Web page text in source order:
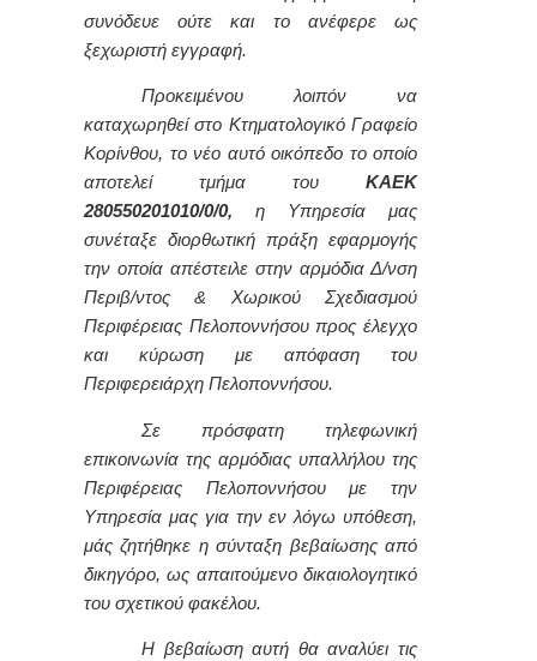
συνόδευε ούτε και το ανέφερε ως
ξεχωριστή εγγραφή.
Προκειμένου λοιπόν να
καταχωρηθεί στο Κτηματολογικό Γραφείο
Κορίνθου, το νέο αυτό οικόπεδο το οποίο
αποτελεί τμήμα του ΚΑΕΚ
280550201010/0/0, η Υπηρεσία μας
συνέταξε διορθωτική πράξη εφαρμογής
την οποία απέστειλε στην αρμόδια Δ/νση
Περιβ/ντος & Χωρικού Σχεδιασμού
Περιφέρειας Πελοποννήσου προς έλεγχο
και κύρωση με απόφαση του
Περιφερειάρχη Πελοποννήσου.
Σε πρόσφατη τηλεφωνική
επικοινωνία της αρμόδιας υπαλλήλου της
Περιφέρειας Πελοποννήσου με την
Υπηρεσία μας για την εν λόγω υπόθεση,
μάς ζητήθηκε η σύνταξη βεβαίωσης από
δικηγόρο, ως απαιτούμενο δικαιολογητικό
του σχετικού φακέλου.
Η βεβαίωση αυτή θα αναλύει τις